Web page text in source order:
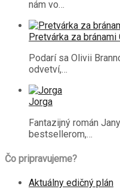
nám vo…
Pretvárka za
Podarí sa Olivii
odvetví,…
Jorga
Fantazijný román
bestsellerom,…
Čo pripravujeme?
Aktuálny edičný plán